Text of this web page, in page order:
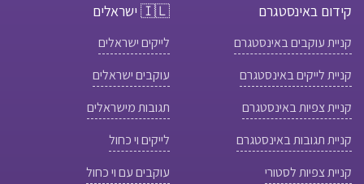
קידום באינסטגרם
קניית עוקבים באינסטגרם
קניית לייקים באינסטגרם
קניית צפיות באינסטגרם
קניית תגובות באינסטגרם
קניית צפיות לסטורי
🇮🇱 ישראלים
לייקים ישראלים
עוקבים ישראלים
תגובות מישראלים
לייקים וי כחול
עוקבים עם וי כחול